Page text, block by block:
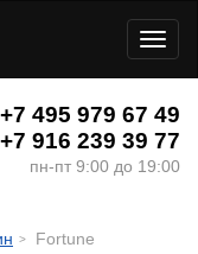
+7 495 979 67 49
+7 916 239 39 77
пн-пт 9:00 до 19:00
Fortune